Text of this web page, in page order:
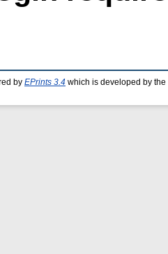
by EPrints 3.4 which is developed by the